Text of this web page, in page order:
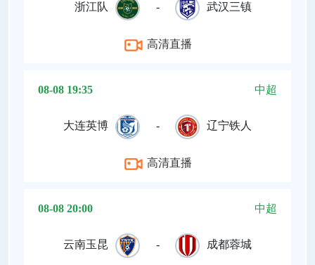
浙江队 - 武汉三镇
高清直播
08-08 19:35 中超
大连英博 - 辽宁铁人
高清直播
08-08 20:00 中超
云南玉昆 - 成都蓉城